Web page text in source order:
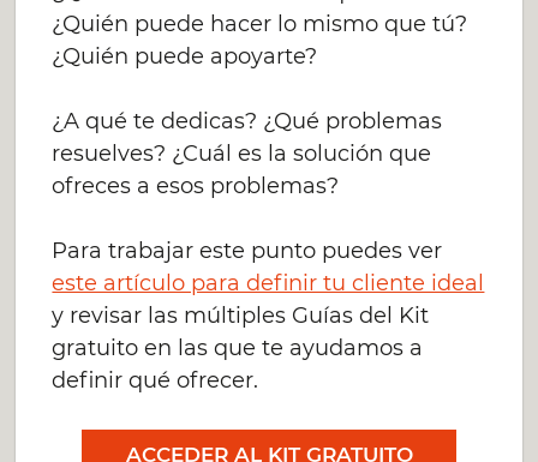
¿Quién puede hacer lo mismo que tú?
¿Quién puede apoyarte?
¿A qué te dedicas? ¿Qué problemas
resuelves? ¿Cuál es la solución que
ofreces a esos problemas?
Para trabajar este punto puedes ver
este artículo para definir tu cliente ideal
y revisar las múltiples Guías del Kit
gratuito en las que te ayudamos a
definir qué ofrecer.
ACCEDER AL KIT GRATUITO